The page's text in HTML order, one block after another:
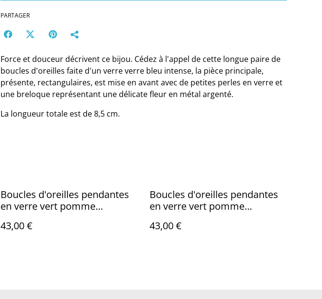
PARTAGER
Force et douceur décrivent ce bijou. Cédez à l'appel de cette longue paire de
boucles d'oreilles faite d'un verre verre bleu intense, la pièce principale,
présente, rectangulaires, est mise en avant avec de petites perles en verre et
une breloque représentant une délicate fleur en métal argenté.
La longueur totale est de 8,5 cm.
Boucles d'oreilles pendantes
en verre vert pomme
43,00 €
Boucles d'oreilles pendantes
en verre vert pomme
43,00 €